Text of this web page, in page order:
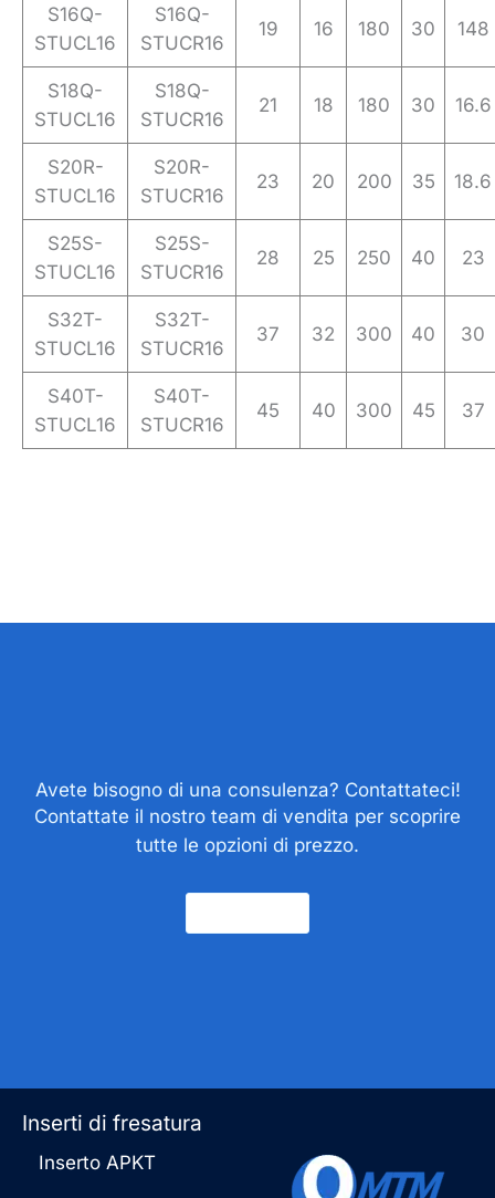
S16Q-
STUCL16
S16Q-
STUCR16
19 16 180 30 148
S18Q-
STUCL16
S18Q-
STUCR16
21 18 180 30 16.6
S20R-
STUCL16
S20R-
STUCR16
23 20 200 35 18.6
S25S-
STUCL16
S25S-
STUCR16
28 25 250 40 23
S32T-
STUCL16
S32T-
STUCR16
37 32 300 40 30
S40T-
STUCL16
S40T-
STUCR16
45 40 300 45 37
Avete bisogno di una consulenza? Contattateci!
Contattate il nostro team di vendita per scoprire
tutte le opzioni di prezzo.
Inserti di fresatura
Inserto APKT